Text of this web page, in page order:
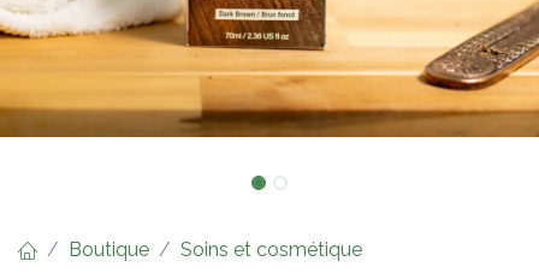
Boutique
Soins et cosmétique